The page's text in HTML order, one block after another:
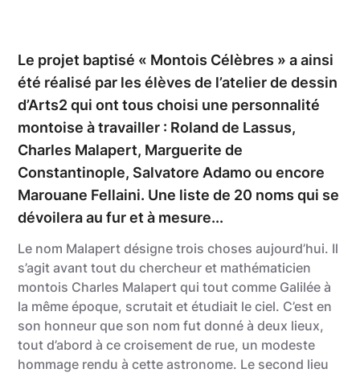
Le projet baptisé « Montois Célèbres » a ainsi
été réalisé par les élèves de l’atelier de dessin
d’Arts2 qui ont tous choisi une personnalité
montoise à travailler : Roland de Lassus,
Charles Malapert, Marguerite de
Constantinople, Salvatore Adamo ou encore
Marouane Fellaini. Une liste de 20 noms qui se
dévoilera au fur et à mesure...
Le nom Malapert désigne trois choses aujourd’hui. Il
s’agit avant tout du chercheur et mathématicien
montois Charles Malapert qui tout comme Galilée à
la même époque, scrutait et étudiait le ciel. C’est en
son honneur que son nom fut donné à deux lieux,
tout d’abord à ce croisement de rue, un modeste
hommage rendu à cette astronome. Le second lieu